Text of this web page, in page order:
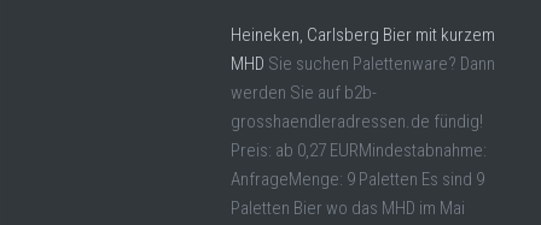
Heineken, Carlsberg Bier mit kurzem
MHD Sie suchen Palettenware? Dann
werden Sie auf b2b-
grosshaendleradressen.de fündig!
Preis: ab 0,27 EURMindestabnahme:
AnfrageMenge: 9 Paletten Es sind 9
Paletten Bier wo das MHD im Mai